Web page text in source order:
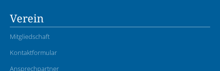
Verein
Mitgliedschaft
Kontaktformular
Ansprechpartner